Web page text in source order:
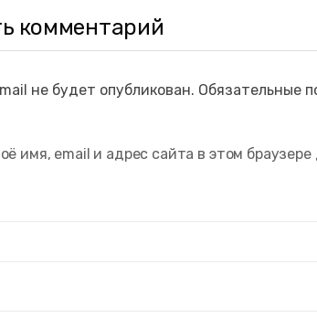
комментарий
не будет опубликован. Обязательные
имя, email и адрес сайта в этом